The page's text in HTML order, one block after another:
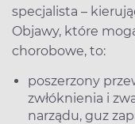
specjalista –
Objawy, które
chorobowe, to:
poszerzony
zwłóknienia i
narządu, guz